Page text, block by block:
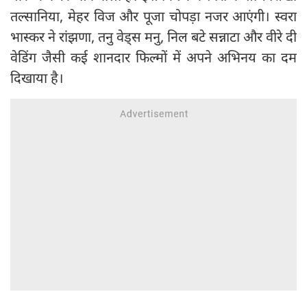
तल्सानिया, मेहर विज और पूजा चोपड़ा नजर आएंगी। स्वरा
भास्कर ने रांझणा, तनु वेड्स मनु, निल बटे सन्नाटा और वीरे दी
वेडिंग जैसी कई शानदार फिल्मों में अपने अभिनय का दम
दिखाया है।